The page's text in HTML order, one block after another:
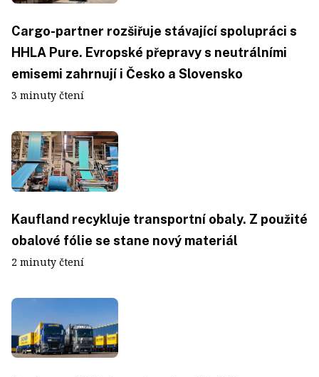
Cargo-partner rozšiřuje stávající spolupráci s
HHLA Pure. Evropské přepravy s neutrálními
emisemi zahrnují i Česko a Slovensko
3 minuty čtení
Kaufland recykluje transportní obaly. Z použité
obalové fólie se stane nový materiál
2 minuty čtení